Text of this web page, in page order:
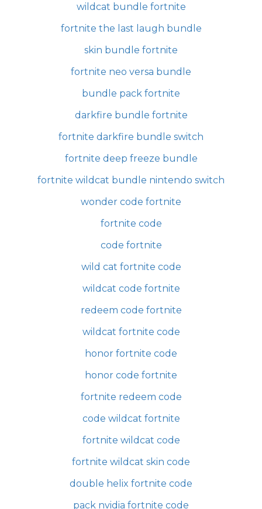
wildcat bundle fortnite
fortnite the last laugh bundle
skin bundle fortnite
fortnite neo versa bundle
bundle pack fortnite
darkfire bundle fortnite
fortnite darkfire bundle switch
fortnite deep freeze bundle
fortnite wildcat bundle nintendo switch
wonder code fortnite
fortnite code
code fortnite
wild cat fortnite code
wildcat code fortnite
redeem code fortnite
wildcat fortnite code
honor fortnite code
honor code fortnite
fortnite redeem code
code wildcat fortnite
fortnite wildcat code
fortnite wildcat skin code
double helix fortnite code
pack nvidia fortnite code